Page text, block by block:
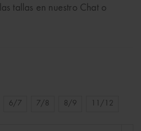
tallas en nuestro Chat o
6/7 7/8 8/9 11/12